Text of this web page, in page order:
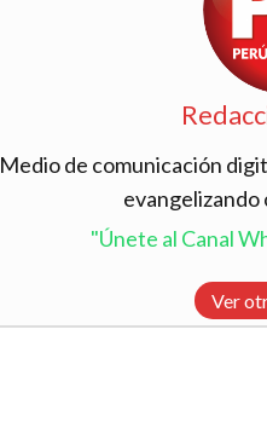
Medio de comunicación
evangelizando
"Únete al Canal
Ver